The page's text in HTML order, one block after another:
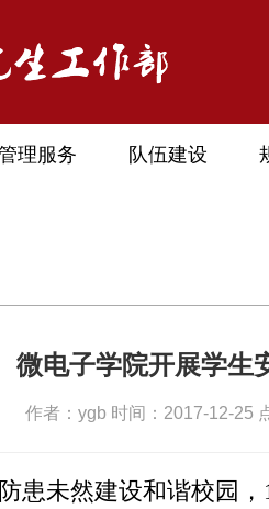
理服务 队伍建设
微电子学院开展学生
作者：ygb 时间：2017-12-25
未然建设和谐校园